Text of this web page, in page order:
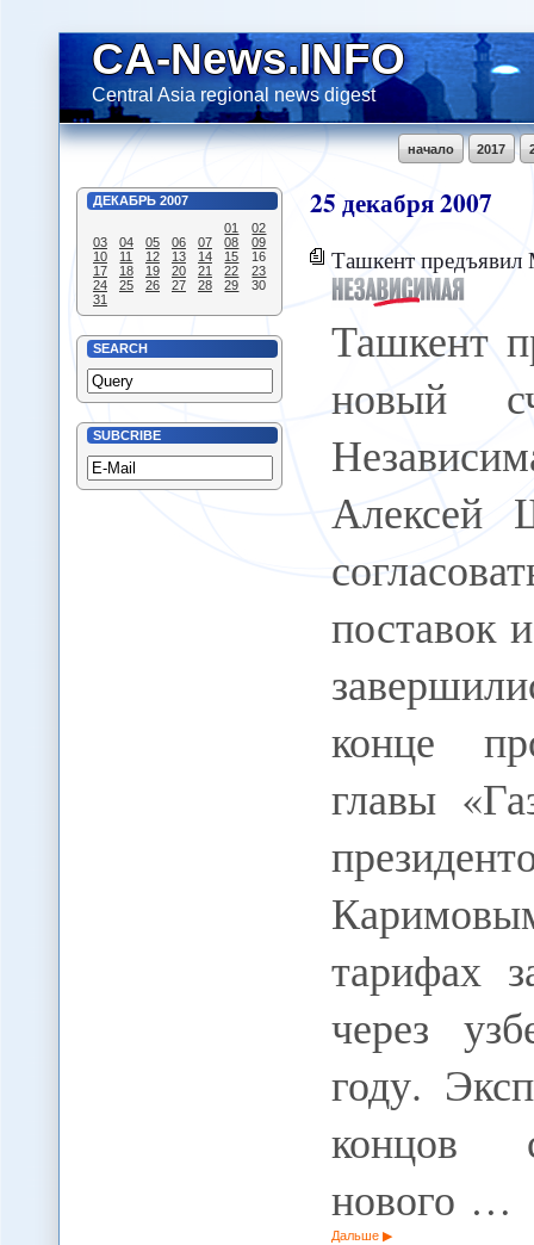
CA-News.INFO
Central Asia regional news digest
2017
начало
ДЕКАБРЬ 2007
01
02
03
04 05 06 07 08
09
10
11 12 13 14 15
16
17
18 19 20 21 22
23
24
25 26 27 28 29
30
31
SEARCH
SUBCRIBE
25декабря2007
Ташкент предъявил
Ташкент
новый
Алексей
поставок
конце
главы
тарифах
через
году.
концов
нового …
Дальше